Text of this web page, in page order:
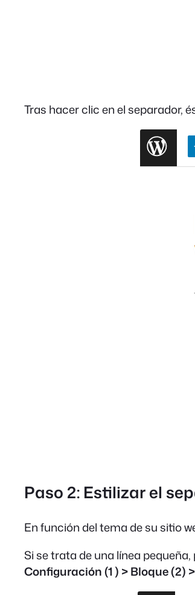
Tras hacer clic en el separador,
Paso 2: Estilizar el
En función del tema de su sitio
Si se trata de una línea
Configuración (1 ) > Bloque (2)